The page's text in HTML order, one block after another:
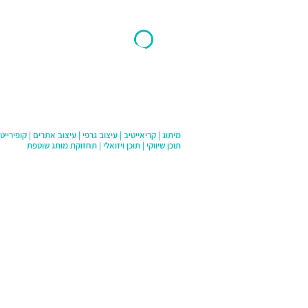
תוכן שיווקי | תוכן ויזואלי | תחזוקת מותג שוטפת